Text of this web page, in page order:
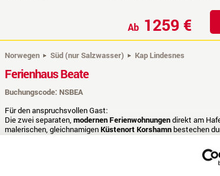
Ab 1259 €
Norwegen Süd (nur Salzwasser) Kap Lindesnes
Ferienhaus Beate
Buchungscode: NSBEA
Für den anspruchsvollen Gast:
Die zwei separaten, modernen Ferienwohnungendirekt am
malerischen, gleichnamigenKüstenort Korshamnbestechen